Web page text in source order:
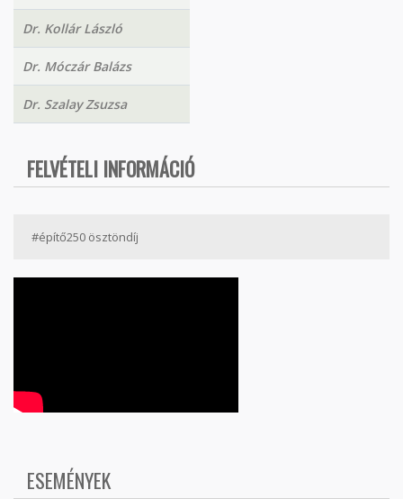
Dr. Kollár László
Dr. Móczár Balázs
Dr. Szalay Zsuzsa
FELVÉTELI INFORMÁCIÓ
#építő250 ösztöndíj
ESEMÉNYEK